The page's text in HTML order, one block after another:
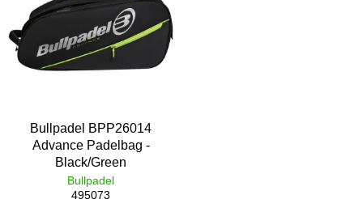
Bullpadel BPP26014
Advance Padelbag -
Black/Green
Bullpadel
495073